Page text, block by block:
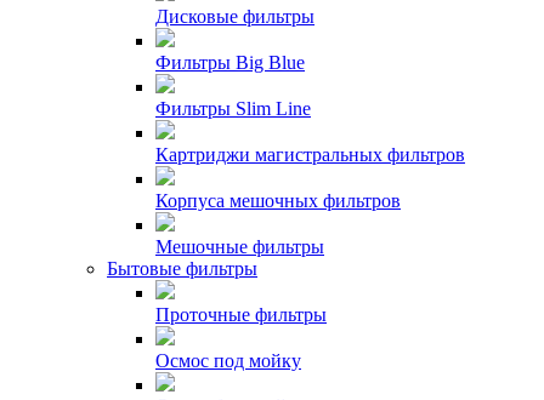
Дисковые фильтры
Фильтры Big Blue
Фильтры Slim Line
Картриджи магистральных фильтров
Корпуса мешочных фильтров
Мешочные фильтры
Бытовые фильтры
Проточные фильтры
Осмос под мойку